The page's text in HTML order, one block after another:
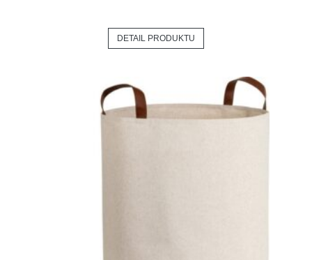
DETAIL PRODUKTU